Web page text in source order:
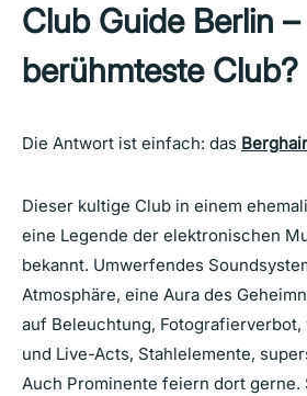
Club Guide Berlin –
berühmteste Club?
Die Antwort ist einfach: das
Dieser kultige Club in einem
eine Legende der elektronischen
bekannt. Umwerfendes
Atmosphäre, eine Aura des
auf Beleuchtung,
und Live-Acts, Stahlelemente,
Auch Prominente feiern dort gerne.